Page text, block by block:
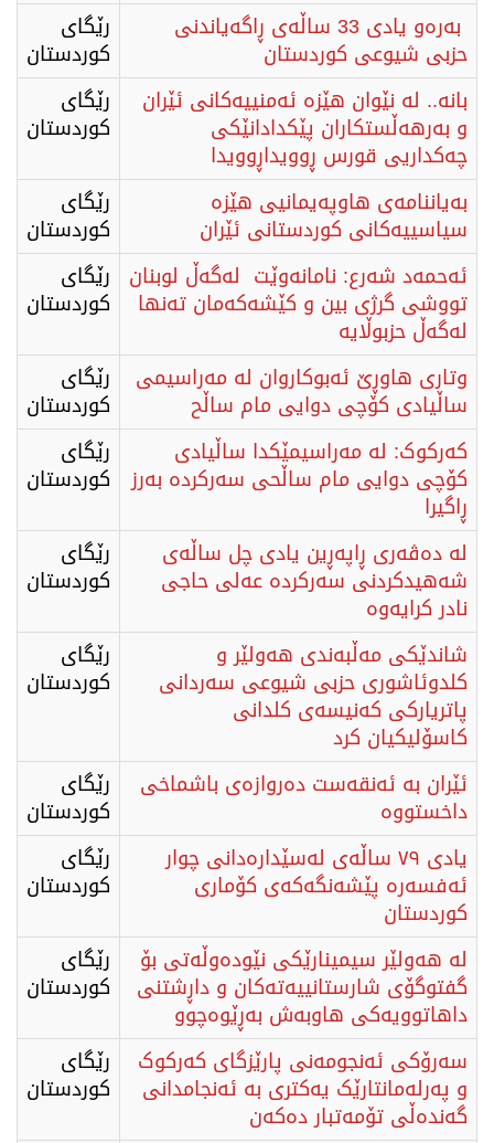
بەرەو یادی 33 ساڵەی ڕاگەیاندنی
حزبی شیوعی کوردستان
رێگای
كوردستان
بانە.. لە نێوان هێزە ئەمنییەکانی ئێران
و بەرهەڵستكاران پێکدادانێکی
چەکداریی قورس ڕوویداڕوویدا
رێگای
كوردستان
بەیاننامەی هاوپەیمانیی هێزە
سیاسییەکانی کوردستانی ئێران
رێگای
كوردستان
ئەحمەد شەرع: نامانەوێت لەگەڵ لوبنان
تووشی گرژی بین و کێشەکەمان تەنها
لەگەڵ حزبوڵایە
رێگای
كوردستان
وتاری هاوڕێ ئەبوكاروان لە مەراسیمی
ساڵیادی کۆچی دوایی مام ساڵح
رێگای
كوردستان
کەرکوک: لە مەراسیمێکدا ساڵیادی
کۆچی دوایی مام ساڵحی سەرکردە بەرز
ڕاگیرا
رێگای
كوردستان
له‌ ده‌ڤه‌ری ڕاپه‌ڕین یادی چل ساڵەی
شه‌هیدكردنی سه‌ركرده‌ عه‌لی حاجی
نادر كرایه‌وه‌
رێگای
كوردستان
شاندێکی مەڵبەندی هەولێر و
کلدوئاشوری حزبی شیوعی سەردانی
پاتریارکی کەنیسەی کلدانی
کاسۆلیکیان کرد
رێگای
كوردستان
ئێران بە ئەنقەست دەروازەی باشماخی
داخستووە
رێگای
كوردستان
​یادی ٧٩ ساڵەی لەسێدارەدانی چوار
ئەفسەرە پێشەنگەکەی کۆماری
کوردستان
رێگای
كوردستان
لە هەولێر سیمینارێکی نێودەوڵەتی بۆ
گفتوگۆی شارستانییەتەکان و داڕشتنی
داهاتوویەکی هاوبەش بەڕێوەچوو
رێگای
كوردستان
سەرۆکی ئەنجومەنی پارێزگای کەرکوک
و پەرلەمانتارێک یەکتری بە ئەنجامدانی
گەندەڵی تۆمەتبار دەکەن
رێگای
كوردستان